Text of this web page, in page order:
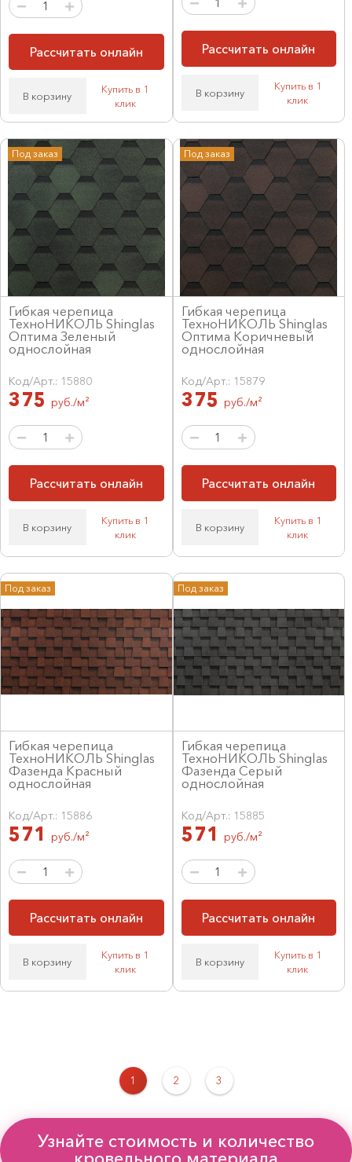
Рассчитать онлайн
В корзину
Купить в 1
клик
Рассчитать онлайн
В корзину
Купить в 1
клик
Под заказ
Гибкая черепица
ТехноНИКОЛЬ Shinglas
Оптима Зеленый
однослойная
Код/Арт.: 15880
375 руб./м²
Рассчитать онлайн
В корзину
Купить в 1
клик
Под заказ
Гибкая черепица
ТехноНИКОЛЬ Shinglas
Оптима Коричневый
однослойная
Код/Арт.: 15879
375 руб./м²
Рассчитать онлайн
В корзину
Купить в 1
клик
Под заказ
Гибкая черепица
ТехноНИКОЛЬ Shinglas
Фазенда Красный
однослойная
Код/Арт.: 15886
571 руб./м²
Рассчитать онлайн
В корзину
Купить в 1
клик
Под заказ
Гибкая черепица
ТехноНИКОЛЬ Shinglas
Фазенда Серый
однослойная
Код/Арт.: 15885
571 руб./м²
Рассчитать онлайн
В корзину
Купить в 1
клик
1 2 3
Узнайте стоимость и количество